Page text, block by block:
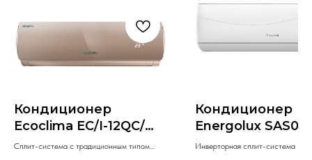
Кондиционер
Ecoclima EC/I-12QC/
ECW/I-12QCB
Сплит-система c традиционным типом
Кондиционер
Energolux
AI/SAU09Z4-AI
Инверторная сплит-система